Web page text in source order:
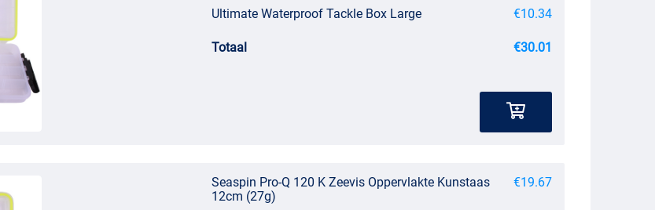
Ultimate Waterproof Tackle Box Large €10.34
Totaal €30.01
Seaspin Pro-Q 120 K Zeevis Oppervlakte Kunstaas
12cm (27g)
€19.67